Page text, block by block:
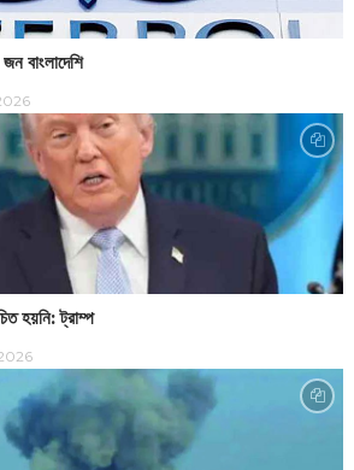
বাংলাদেশি
হয়নি: ট্রাম্প